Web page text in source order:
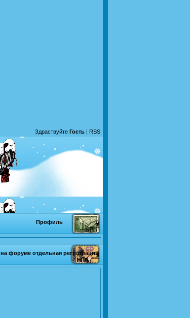
Здраствуйте Гость | RSS
Профиль
на форуме отдельная регистрация